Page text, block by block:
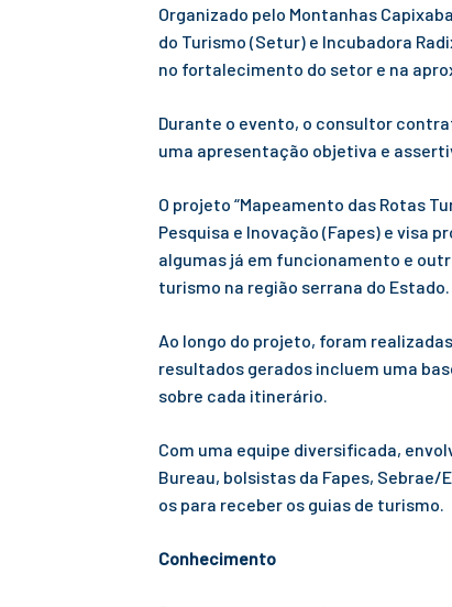
Organizado pelo Montanhas
do Turismo (Setur) e Incubadora
no fortalecimento do setor e na
Durante o evento, o consultor
uma apresentação objetiva e
O projeto “Mapeamento das Rotas
Pesquisa e Inovação (Fapes) e visa
algumas já em funcionamento e
turismo na região serrana do Estado.
Ao longo do projeto, foram
resultados gerados incluem uma
sobre cada itinerário.
Com uma equipe diversificada,
Bureau, bolsistas da Fapes,
os para receber os guias de turismo.
Conhecimento